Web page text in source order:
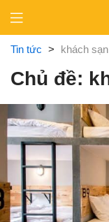
content
Tin tức > khách
Chủ đề: